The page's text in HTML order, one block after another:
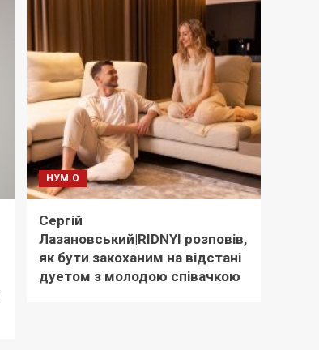
НУМ.О
Сергій
Лазановський|RIDNYI розповів,
як бути закоханим на відстані
дуетом з молодою співачкою